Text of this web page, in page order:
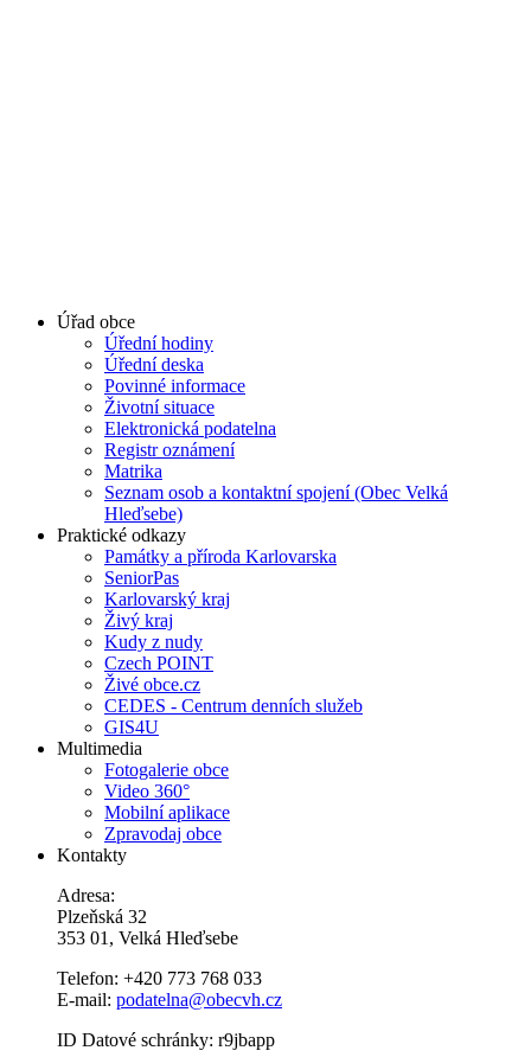
Úřad obce
Úřední hodiny
Úřední deska
Povinné informace
Životní situace
Elektronická podatelna
Registr oznámení
Matrika
Seznam osob a kontaktní spojení (Obec Velká
Hleďsebe)
Praktické odkazy
Památky a příroda Karlovarska
SeniorPas
Karlovarský kraj
Živý kraj
Kudy z nudy
Czech POINT
Živé obce.cz
CEDES - Centrum denních služeb
GIS4U
Multimedia
Fotogalerie obce
Video 360°
Mobilní aplikace
Zpravodaj obce
Kontakty
Adresa:
Plzeňská 32
353 01, Velká Hleďsebe
Telefon: +420 773 768 033
E-mail: podatelna@obecvh.cz
ID Datové schránky: r9jbapp